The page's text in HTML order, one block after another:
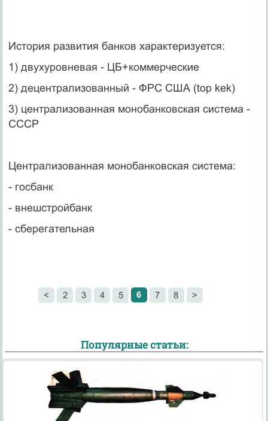
История развития банков характеризуется:
1) двухуровневая - ЦБ+коммерческие
2) децентрализованный - ФРС США (top kek)
3) централизованная монобанковская система -
СССР
Централизованная монобанковская система:
- госбанк
- внешстройбанк
- сберегательная
< 2 3 4 5 6 7 8 >
Популярные статьи: